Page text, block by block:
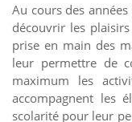
Au cours des
découvrir les plaisirs
prise en main des
leur permettre de
maximum les
accompagnent les
scolarité pour leur